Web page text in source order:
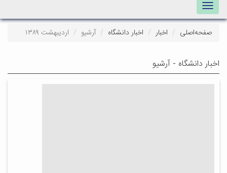
Toggle navigation
صفحه‌اصلی اخبار اخبار دانشگاه آرشیو اردیبهشت ۱۳۸۹
اخبار دانشگاه - آرشیو